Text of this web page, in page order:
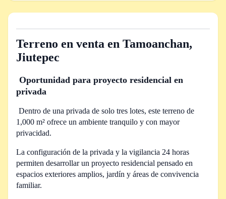
Terreno en venta en Tamoanchan,
Jiutepec
Oportunidad para proyecto residencial en
privada
Dentro de una privada de solo tres lotes, este terreno de
1,000 m² ofrece un ambiente tranquilo y con mayor
privacidad.
La configuración de la privada y la vigilancia 24 horas
permiten desarrollar un proyecto residencial pensado en
espacios exteriores amplios, jardín y áreas de convivencia
familiar.